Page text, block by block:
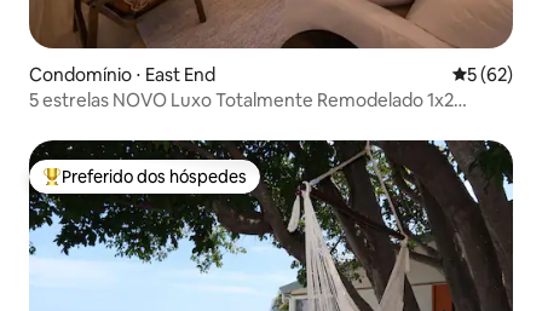
Condomínio ⋅ East End 5 de uma
5 (62)
5 estrelas NOVO Luxo Totalmente Remodelado 1x2
Entre os melhores preferidos dos hóspedes
Preferido dos hóspedes